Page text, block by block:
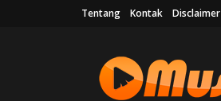
Tentang Kontak Disclaimer